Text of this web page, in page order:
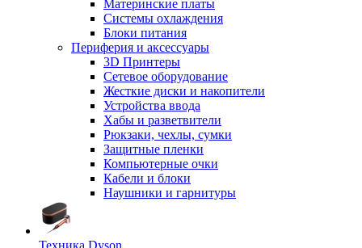
Материнские платы
Системы охлаждения
Блоки питания
Периферия и аксессуары
3D Принтеры
Сетевое оборудование
Жесткие диски и накопители
Устройства ввода
Хабы и разветвители
Рюкзаки, чехлы, сумки
Защитные пленки
Компьютерные очки
Кабели и блоки
Наушники и гарнитуры
Техника Dyson